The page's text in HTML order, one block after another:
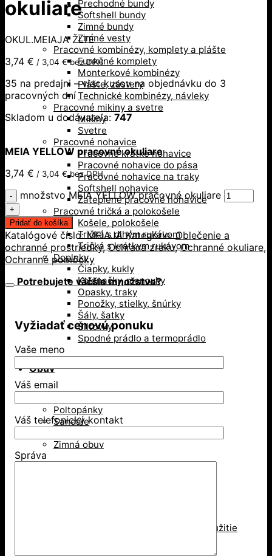
Prechodné bundy
Softshell bundy
Zimné bundy
Zimné vesty
Pracovné kombinézy, komplety a plášte
Funkčné komplety
Monterkové kombinézy
Plášte, zástery
Technické kombinézy, návleky
Pracovné mikiny a svetre
Mikiny
Svetre
Pracovné nohavice
Pracovné krátke nohavice
Pracovné nohavice do pása
Pracovné nohavice na traky
Softshell nohavice
Zateplené pracovné nohavice
Pracovné tričká a polokošele
Košele, polokošele
Tričká s dlhým rukávom
Tričká s krátkym rukávom
Doplnky
Čiapky, kukly
Kolenačky, menovky
Opasky, traky
Ponožky, stielky, šnúrky
Šály, šatky
Šiltovky
Spodné prádlo a termoprádlo
Obuv
Poltopánky
Sandále
Zimná obuv
Respirátory na viacnásobné použitie
okuliare
OKUL.MEIAJA ŽLTÉ
3,74 € / 3,04 €bez DPH
35 na predajni – viac kusov na objednávku do 3
pracovných dní
Skladom u dodávateľa: 747
MEIA YELLOW pracovné okuliare
3,74 € / 3,04 €bez DPH
množstvo MEIA YELLOW pracovné okuliare
Pridať do košíka
Katalógové číslo:MEIAJA Kategórie:Oblečenie a
ochranné prostriedky,Ochrana zraku,Ochranné okuliare,
Ochranné pomôcky
Potrebujete väčšie množstvo?
Vyžiadať cenovú ponuku
Vaše meno
Váš email
Váš telefonický kontakt
Správa